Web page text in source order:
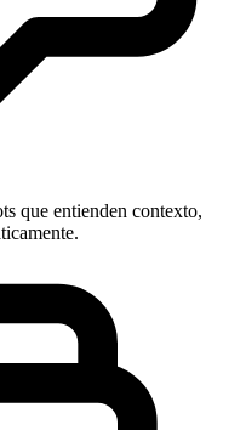
que entienden contexto,